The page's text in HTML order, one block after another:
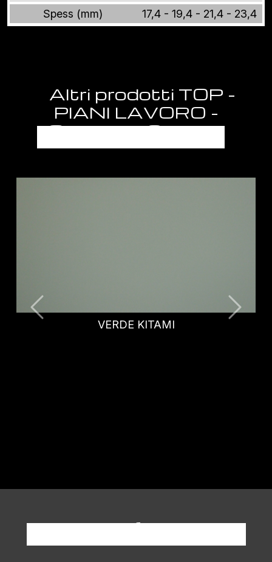
Spess (mm)
17,4 - 19,4 - 21,4 - 23,4
Altri prodotti TOP -
PIANI LAVORO -
SEMILAVORATI
Richiedi informazioni